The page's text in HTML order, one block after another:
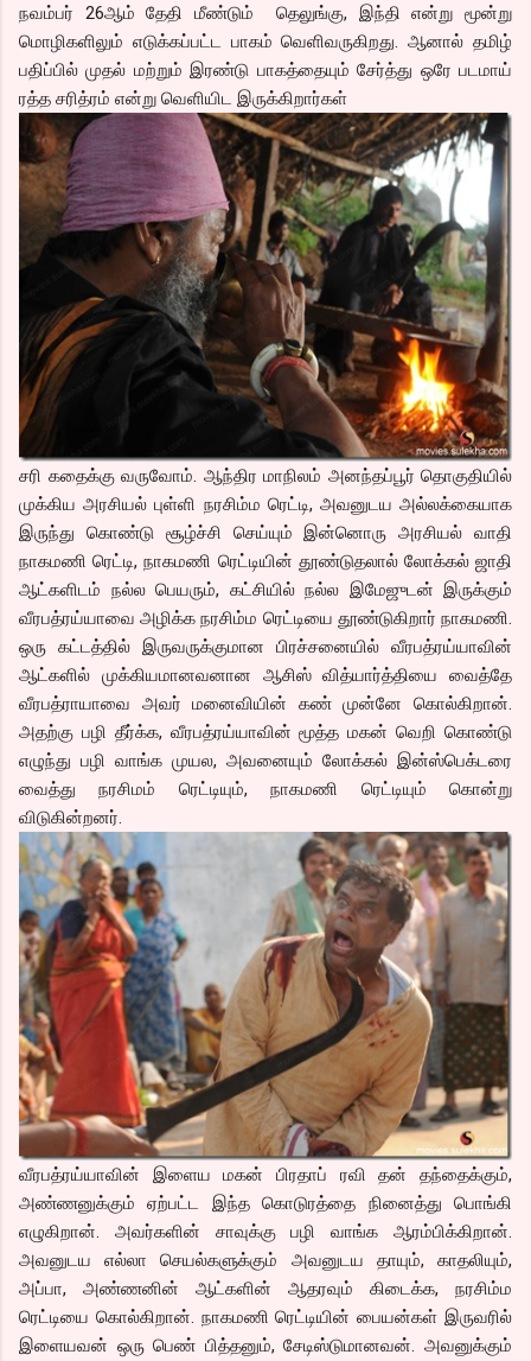
நவம்பர் 26ஆம் தேதி மீண்டும் தெலுங்கு, இந்தி என்று மூன்று
மொழிகளிலும் எடுக்கப்பட்ட பாகம் வெளிவருகிறது. ஆனால் தமிழ்
பதிப்பில் முதல் மற்றும் இரண்டு பாகத்தையும் சேர்த்து ஒரே படமாய்
ரத்த சரித்ரம் என்று வெளியிட இருக்கிறார்கள்
சரி கதைக்கு வருவோம். ஆந்திர மாநிலம் அனந்தப்பூர் தொகுதியில்
முக்கிய அரசியல் புள்ளி நரசிம்ம ரெட்டி, அவனுடய அல்லக்கையாக
இருந்து கொண்டு சூழ்ச்சி செய்யும் இன்னொரு அரசியல் வாதி
நாகமணி ரெட்டி, நாகமணி ரெட்டியின் தூண்டுதலால் லோக்கல் ஜாதி
ஆட்களிடம் நல்ல பெயரும், கட்சியில் நல்ல இமேஜுடன் இருக்கும்
வீரபத்ரய்யாவை அழிக்க நரசிம்ம ரெட்டியை தூண்டுகிறார் நாகமணி.
ஒரு கட்டத்தில் இருவருக்குமான பிரச்சனையில் வீரபத்ரய்யாவின்
ஆட்களில் முக்கியமானவனான ஆசிஸ் வித்யார்த்தியை வைத்தே
வீரபத்ராயாவை அவர் மனைவியின் கண் முன்னே கொல்கிறான்.
அதற்கு பழி தீர்க்க, வீரபத்ரய்யாவின் மூத்த மகன் வெறி கொண்டு
எழுந்து பழி வாங்க முயல, அவனையும் லோக்கல் இன்ஸ்பெக்டரை
வைத்து நரசிமம் ரெட்டியும், நாகமணி ரெட்டியும் கொன்று
விடுகின்றனர்.
வீரபத்ரய்யாவின் இளைய மகன் பிரதாப் ரவி தன் தந்தைக்கும்,
அண்ணனுக்கும் ஏற்பட்ட இந்த கொடுரத்தை நினைத்து பொங்கி
எழுகிறான். அவர்களின் சாவுக்கு பழி வாங்க ஆரம்பிக்கிறான்.
அவனுடய எல்லா செயல்களுக்கும் அவனுடய தாயும், காதலியும்,
அப்பா, அண்ணனின் ஆட்களின் ஆதரவும் கிடைக்க, நரசிம்ம
ரெட்டியை கொல்கிறான். நாகமணி ரெட்டியின் பையன்கள் இருவரில்
இளையவன் ஒரு பெண் பித்தனும், சேடிஸ்டுமானவன். அவனுக்கும்